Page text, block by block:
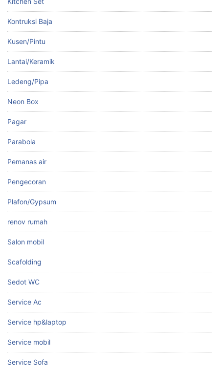
Kontruksi Baja
Kusen/Pintu
Lantai/Keramik
Ledeng/Pipa
Neon Box
Pagar
Parabola
Pemanas air
Pengecoran
Plafon/Gypsum
renov rumah
Salon mobil
Scafolding
Sedot WC
Service Ac
Service hp&laptop
Service mobil
Service Sofa